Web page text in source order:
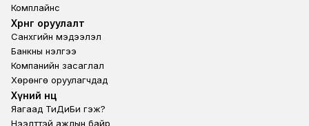
Комплайнс
Footer third
Хөрөнгө оруулалт
Санхүүгийн мэдээлэл
Банкны үнэлгээ
Компанийн засаглал
Хөрөнгө оруулагчдад
Footer second
Хүний нөөц
Яагаад ТиДиБи гэж?
Нээлттэй ажлын байр